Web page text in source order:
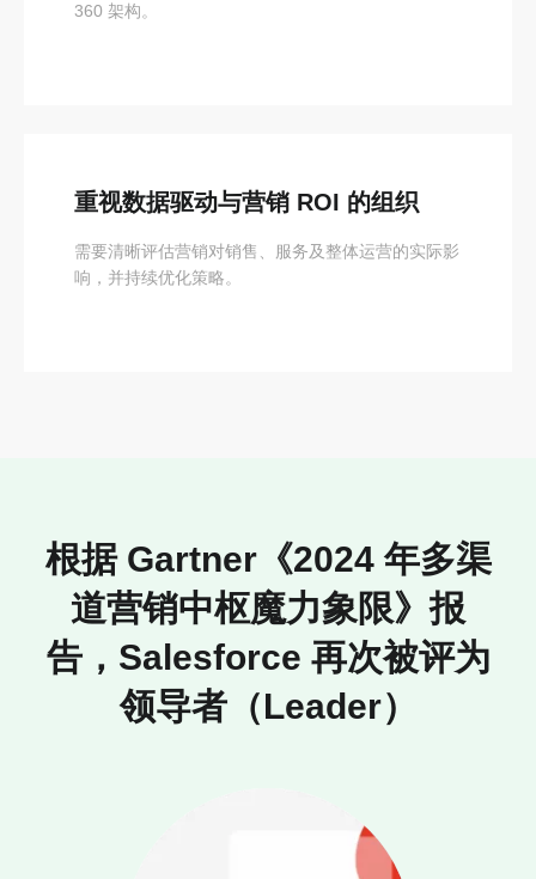
360 架构。
重视数据驱动与营销 ROI 的组织
需要清晰评估营销对销售、服务及整体运营的实际影
响，并持续优化策略。
根据 Gartner《2024 年多渠
道营销中枢魔力象限》报
告，Salesforce 再次被评为
领导者（Leader）